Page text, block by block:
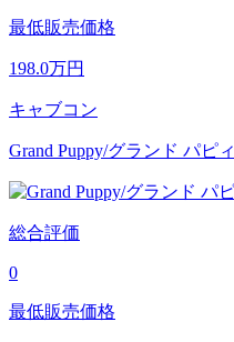
最低販売価格
198.0万円
キャブコン
Grand Puppy/グランド パピィ
総合評価
0
最低販売価格